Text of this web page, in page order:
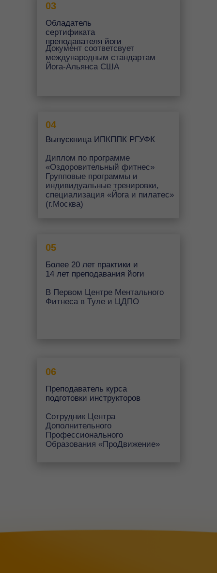
Обладатель
сертификата
преподавателя йоги
Документ соответсвует
международным стандартам
Йога-Альянса США
03
Выпускница ИПКППК РГУФК
Диплом по программе
«Оздоровительный фитнес»
Групповые программы и
индивидуальные тренировки,
специализация «Йога и пилатес»
(г.Москва)
04
Более 20 лет практики и
14 лет преподавания йоги
05
Преподаватель курса
подготовки инструкторов
Сотрудник Центра
Дополнительного
Профессионального
Образования «ПроДвижение»
06
В Первом Центре Ментального
Фитнеса в Туле и ЦДПО